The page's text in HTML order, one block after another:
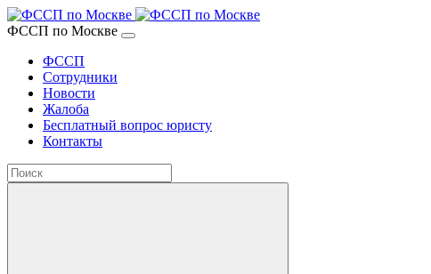
ФССП по Москве
ФССП
Сотрудники
Новости
Жалоба
Бесплатный вопрос юристу
Контакты